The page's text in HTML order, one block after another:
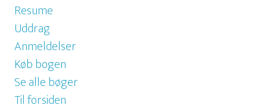
Resume
Uddrag
Anmeldelser
Køb bogen
Se alle bøger
Til forsiden